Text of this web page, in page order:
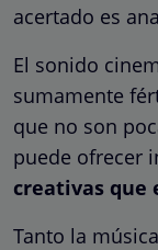
acertado es
El sonido
sumamente
que no son
puede ofrecer
creativas que
Tanto la